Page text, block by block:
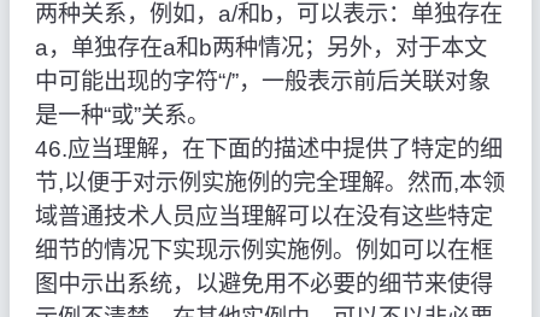
两种关系，例如，a/和b，可以表示：单独存在
a，单独存在a和b两种情况；另外，对于本文
中可能出现的字符“/”，一般表示前后关联对象
是一种“或”关系。
46.应当理解，在下面的描述中提供了特定的细
节,以便于对示例实施例的完全理解。然而,本领
域普通技术人员应当理解可以在没有这些特定
细节的情况下实现示例实施例。例如可以在框
图中示出系统，以避免用不必要的细节来使得